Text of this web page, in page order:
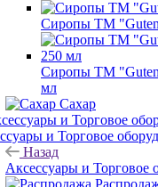
Сиропы ТМ
Сиропы ТМ
мл
Сахар
и Торговое
Назад
Аксессуары и Торговое